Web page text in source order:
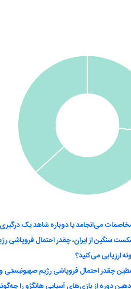
ارزیابی می‌کنید؟
چقدر احتمال فروپاشی رژیم صهیونیستی
دوره از بازی‌های آسیایی هانگژو را